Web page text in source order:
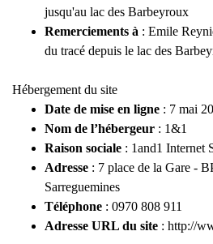
jusqu'au lac des Barbeyroux
Remerciements à : Emile
du tracé depuis le lac des
Hébergement du site
Date de mise en ligne : 7 mai
Nom de l’hébergeur : 1&1
Raison sociale : 1and1 Internet
Adresse : 7 place de la Gare -
Sarreguemines
Téléphone : 0970 808 911
Adresse URL du site : http://